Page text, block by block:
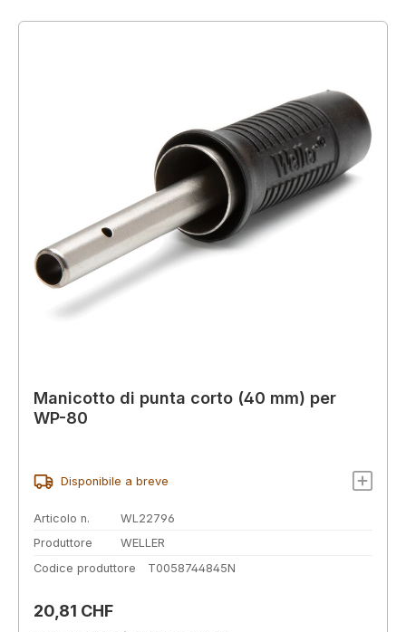
Manicotto di punta corto (40 mm) per
WP-80
Disponibile a breve
Articolo n.
WL22796
Produttore
WELLER
Codice produttore
T0058744845N
Prezzo normale:
20,81 CHF